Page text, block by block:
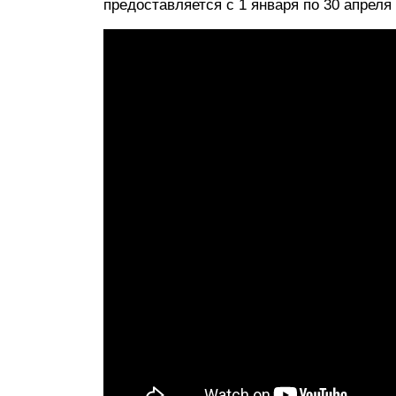
предоставляется с 1 января по 30 апреля